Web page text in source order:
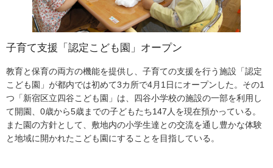
子育て支援「認定こども園」オープン
教育と保育の両方の機能を提供し、子育ての支援を行う施設「認定
こども園」が都内では初めて3カ所で4月1日にオープンした。その1
つ「新宿区立四谷こども園」は、四谷小学校の施設の一部を利用し
て開園、0歳から5歳までの子どもたち147人を現在預かっている。
また園の方針として、敷地内の小学生達との交流を通し豊かな体験
と地域に開かれたこども園にすることを目指している。
池をめぐり、藤を楽しむ
江東区の亀戸天神では4月21日から5月6日まで恒例の「藤まつり」
が開かれ約30万人の人達が太鼓橋を渡り、池をめぐりながら白や紫
の藤の花を楽しんだ。亀戸天神の藤はそのみごとな房の長さと美し
さから「亀戸の五尺藤」と言われ、広重の錦絵にも描かれ江戸庶民
に親しまれてきた。訪れた4月26日は快晴に恵まれ、境内に植えら
れた15棚100株の藤からは甘い香りが漂い、見物人を魅了した。
知事3期目、各局職員を激励
石原知事は3期目のスタートとなる4月23日に庁内の全局をまわり職
員を前に挨拶をした。知事は「都の公務員は地方公務員ではなくま
さに『首都公務員』、東京は国家の中心部であり自信を持って仕事
をしてほしい」と職員を激励した。
写真・建設局で職員を前に挨拶する知事
岡本太郎「明日の神話」を特別公開
岡本太郎氏の巨大壁画「明日の神話」が江東区の東京都現代美術館
で特別公開されることになり、そのオープニングレセプションが4月
27日に行われた。これは「太陽の塔」と対をなす作品といわれ、原
爆が炸裂した瞬間を表現したもの。岡本太郎の最高傑作にして最大
の絵画とされ縦5.5メートル、横30メートルの大作。テープカットに
さきだち知事は、「原爆という人間がつくった一つの狂気を彼なり